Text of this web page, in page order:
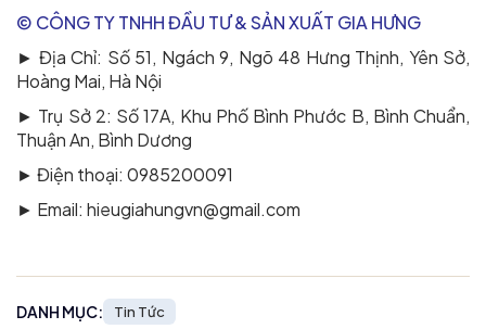
© CÔNG TY TNHH ĐẦU TƯ & SẢN XUẤT GIA HƯNG
► Địa Chỉ: Số 51, Ngách 9, Ngõ 48 Hưng Thịnh, Yên Sở,
Hoàng Mai, Hà Nội
► Trụ Sở 2: Số 17A, Khu Phố Bình Phước B, Bình Chuẩn,
Thuận An, Bình Dương
► Điện thoại: 0985200091
► Email: hieugiahungvn@gmail.com
DANH MỤC: Tin Tức